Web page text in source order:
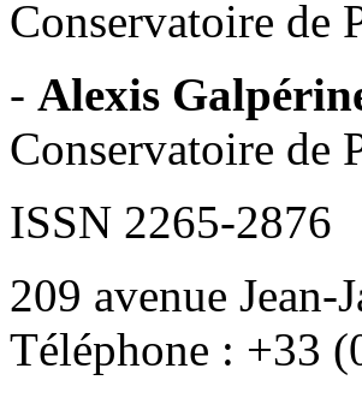
Conservatoire de
- Alexis
Conservatoire de
ISSN 2265-2876
209 avenue Jean-
Téléphone : +33